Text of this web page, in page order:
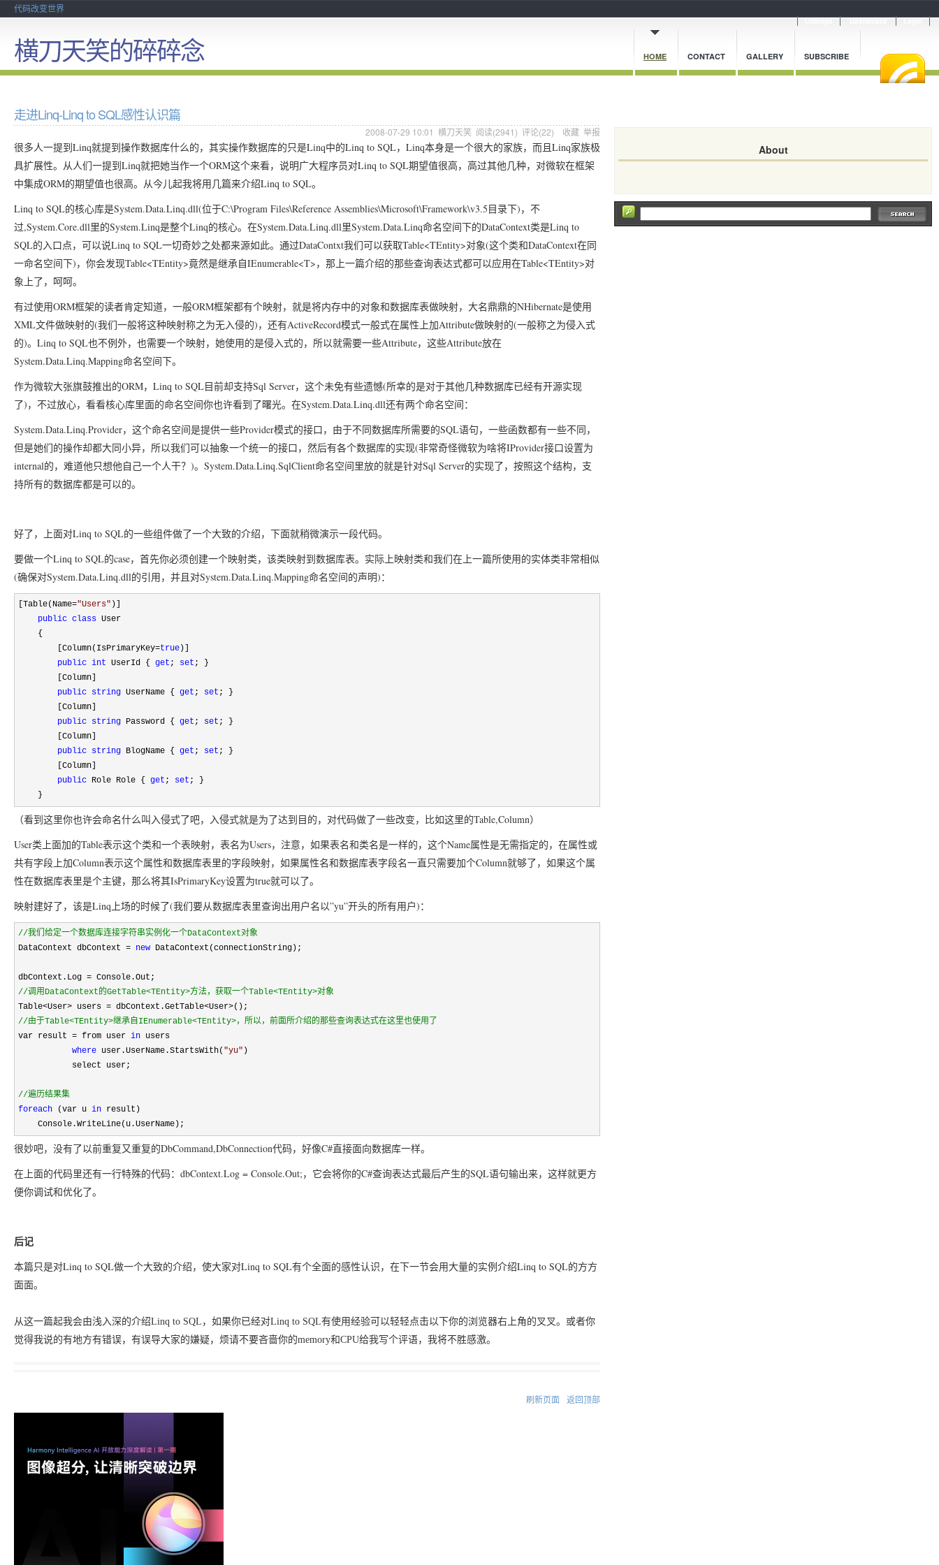
代码改变世界
HOME CONTACT GALLERY SUBSCRIBE
横刀天笑的碎碎念
走进Linq-Linq to SQL感性认识篇
2008-07-29 10:01 横刀天笑 阅读(2941) 评论(22) 收藏 举报
很多人一提到 Linq就提到操作数据库什么的，其实操作数据库的只是Linq中的Linq to SQL， Linq本身是一个很大的家族，而且 Linq家族极
具扩展性。从人们一提到 Linq就把她当作一个ORM这个来看，说明广大程序员对Linq to SQL期望值很高，高过其他几种，对微软在框架
中集成ORM的期望值也很高。从今儿起我将用几篇来介绍Linq to SQL。
Linq to SQL的核心库是System.Data.Linq.dll(位于C:\Program Files\Reference Assemblies\Microsoft\Framework\v3.5 目录下) ，不
过,System.Core.dll里的System.Linq是整个Linq的核心。在System.Data.Linq.dll里System.Data.Linq命名空间下的DataContext类是Linq to
SQL的入口点，可以说Linq to SQL一切奇妙之处都来源如此。通过DataContxt我们可以获取Table<TEntity>对象(这个类和DataContext在同
一命名空间下) ，你会发现Table<TEntity>竟然是继承自 IEnumerable<T> ，那上一篇介绍的那些查询表达式都可以应用在Table<TEntity>对
象上了，呵呵。
有过使用ORM框架的读者肯定知道，一般ORM框架都有个映射，就是将内存中的对象和数据库表做映射，大名鼎鼎的NHibernate是使用
XML文件做映射的(我们一般将这种映射称之为无入侵的) ，还有ActiveRecord模式一般式在属性上加Attribute做映射的(一般称之为侵入式
的)。 Linq to SQL也不例外，也需要一个映射，她使用的是侵入式的，所以就需要一些Attribute，这些Attribute放在
System.Data.Linq.Mapping命名空间下。
作为微软大张旗鼓推出的ORM， Linq to SQL 目前却支持Sql Server，这个未免有些遗憾(所幸的是对于其他几种数据库已经有开源实现
了) ，不过放心，看看核心库里面的命名空间你也许看到了曙光。在System.Data.Linq.dll还有两个命名空间：
System.Data.Linq.Provider，这个命名空间是提供一些Provider模式的接口，由于不同数据库所需要的SQL语句，一些函数都有一些不同，
但是她们的操作却都大同小异，所以我们可以抽象一个统一的接口，然后有各个数据库的实现(非常奇怪微软为啥将IProvider接口设置为
internal的，难道他只想他自己一个人干？ )。 System.Data.Linq.SqlClient命名空间里放的就是针对Sql Server的实现了，按照这个结构，支
持所有的数据库都是可以的。
好了，上面对Linq to SQL的一些组件做了一个大致的介绍，下面就稍微演示一段代码。
要做一个Linq to SQL的case，首先你必须创建一个映射类，该类映射到数据库表。实际上映射类和我们在上一篇所使用的实体类非常相似
(确保对System.Data.Linq.dll的引用，并且对System.Data.Linq.Mapping命名空间的声明) ：
[Table(Name="Users" )]
public class User
{
[Column(IsPrimaryKey=true )]
public int UserId { get ; set ; }
[Column]
public string UserName { get ; set ; }
[Column]
public string Password { get ; set ; }
[Column]
public string BlogName { get ; set ; }
[Column]
public Role Role { get ; set ; }
}
（看到这里你也许会命名什么叫入侵式了吧，入侵式就是为了达到目的，对代码做了一些改变，比如这里的Table,Column）
User类上面加的Table表示这个类和一个表映射，表名为Users，注意，如果表名和类名是一样的，这个Name属性是无需指定的，在属性或
共有字段上加Column表示这个属性和数据库表里的字段映射，如果属性名和数据库表字段名一直只需要加个Column就够了，如果这个属
性在数据库表里是个主键，那么将其IsPrimaryKey设置为true就可以了。
映射建好了，该是Linq 上场的时候了(我们要从数据库表里查询出用户名以”yu”开头的所有用户) ：
//我们给定一个数据库连接字符串实例化一个DataContext对象
DataContext dbContext = new DataContext(connectionString);
dbContext.Log = Console.Out;
//调用DataContext的GetTable<TEntity>方法，获取一个Table<TEntity>对象
Table<User> users = dbContext.GetTable<User>();
// 由于Table<TEntity>继承自IEnumerable<TEntity>，所以，前面所介绍的那些查询表达式在这里也使用了
var result = from user in users
where user.UserName.StartsWith( "yu" )
select user;
//遍历结果集
foreach (var u in result)
Console.WriteLine(u.UserName);
很妙吧，没有了以前重复又重复的DbCommand,DbConnection代码，好像C#直接面向数据库一样。
在上面的代码里还有一行特殊的代码： dbContext.Log = Console.Out; ，它会将你的C#查询表达式最后产生的SQL语句输出来，这样就更方
便你调试和优化了。
后记
本篇只是对Linq to SQL做一个大致的介绍，使大家对Linq to SQL有个全面的感性认识，在下一节会用大量的实例介绍Linq to SQL的方方
面面。
从这一篇起我会由浅入深的介绍Linq to SQL ，如果你已经对Linq to SQL有使用经验可以轻轻点击以下你的浏览器右上角的叉叉。或者你
觉得我说的有地方有错误，有误导大家的嫌疑，烦请不要吝啬你的memory和CPU给我写个评语，我将不胜感激。
刷新页面 返回顶部
About